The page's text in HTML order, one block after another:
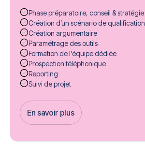
Phase préparatoire, conseil & stratégie
Création d’un scénario de qualification
Création argumentaire
Paramétrage des outils
Formation de l'équipe dédiée
Prospection téléphonique
Reporting
Suivi de projet
En savoir plus
Get Started